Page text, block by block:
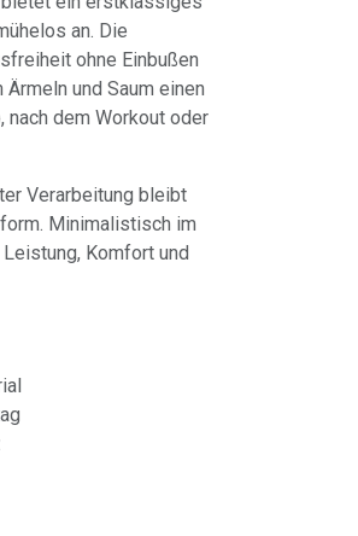
an. Die
ohne Einbußen
und Saum einen
nach dem Workout oder
Verarbeitung bleibt
Minimalistisch im
Komfort und